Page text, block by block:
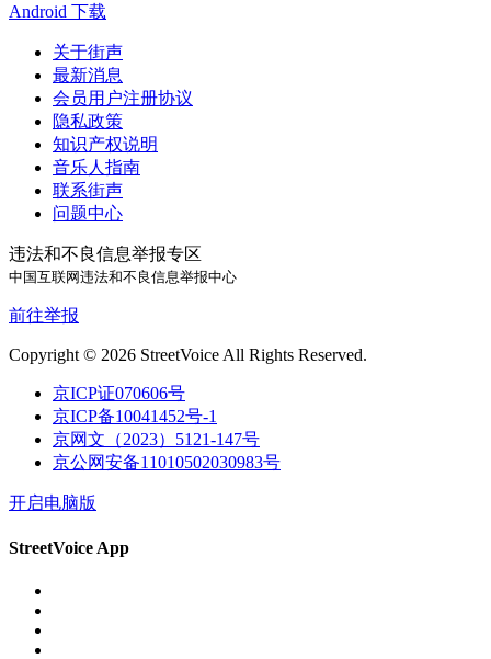
Android 下载
关于街声
最新消息
会员用户注册协议
隐私政策
知识产权说明
音乐人指南
联系街声
问题中心
违法和不良信息举报专区
中国互联网违法和不良信息举报中心
前往举报
Copyright © 2026 StreetVoice All Rights Reserved.
京ICP证070606号
京ICP备10041452号-1
京网文（2023）5121-147号
京公网安备11010502030983号
开启电脑版
StreetVoice App